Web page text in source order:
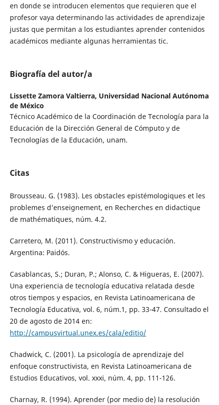
en donde se introducen elementos que requieren que el
profesor vaya determinando las actividades de aprendizaje
justas que permitan a los estudiantes aprender contenidos
académicos mediante algunas herramientas tic.
Biografía del autor/a
Lissette Zamora Valtierra, Universidad Nacional Autónoma
de México
Técnico Académico de la Coordinación de Tecnología para la
Educación de la Dirección General de Cómputo y de
Tecnologías de la Educación, unam.
Citas
Brousseau. G. (1983). Les obstacles epistémologiques et les
problemes d’enseignement, en Recherches en didactique
de mathématiques, núm. 4.2.
Carretero, M. (2011). Constructivismo y educación.
Argentina: Paidós.
Casablancas, S.; Duran, P.; Alonso, C. & Higueras, E. (2007).
Una experiencia de tecnología educativa relatada desde
otros tiempos y espacios, en Revista Latinoamericana de
Tecnología Educativa, vol. 6, núm.1, pp. 33-47. Consultado el
20 de agosto de 2014 en:
http://campusvirtual.unex.es/cala/editio/
Chadwick, C. (2001). La psicología de aprendizaje del
enfoque constructivista, en Revista Latinoamericana de
Estudios Educativos, vol. xxxi, núm. 4, pp. 111-126.
Charnay, R. (1994). Aprender (por medio de) la resolución